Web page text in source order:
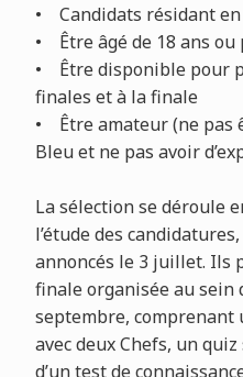
• Candidats résidant en
• Être âgé de 18 ans ou
• Être disponible pour
finales et à la finale
• Être amateur (ne pas
Bleu et ne pas avoir
La sélection se déroule
l’étude des
annoncés le 3 juillet. Ils
finale organisée au
septembre,
avec deux Chefs, un
d’un test de